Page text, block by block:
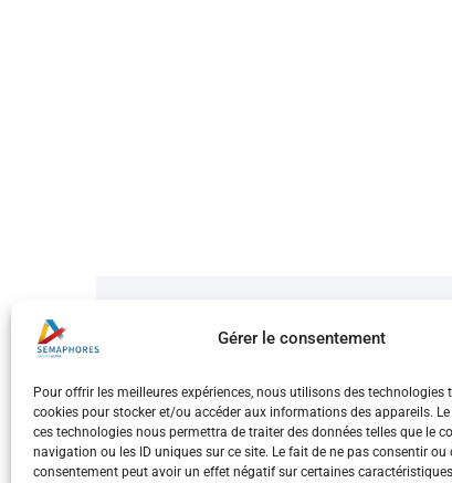
Gérer le consentement
Pour offrir les meilleures expériences, nous utilisons des technologies
cookies pour stocker et/ou accéder aux informations des appareils.
ces technologies nous permettra de traiter des données telles que le
navigation ou les ID uniques sur ce site. Le fait de ne pas consentir ou
consentement peut avoir un effet négatif sur certaines